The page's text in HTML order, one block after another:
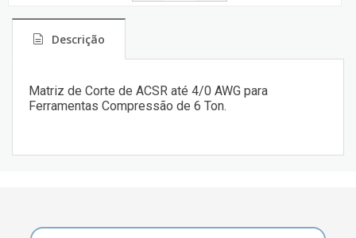
Descrição
Matriz de Corte de ACSR até 4/0 AWG para
Ferramentas Compressão de 6 Ton.